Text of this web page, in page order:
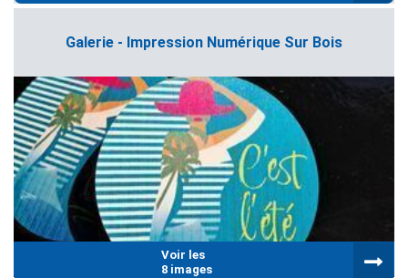
Galerie - Impression Numérique Sur Bois
Voir les
8 images